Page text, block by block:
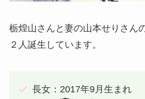
栃煌山さんと妻の山本せりさん
２人誕生しています。
長女：2017年9月生まれ